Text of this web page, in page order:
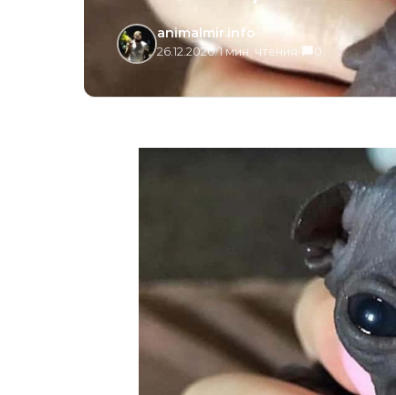
animalmir.info
26.12.2020/1 мин. чтения 0